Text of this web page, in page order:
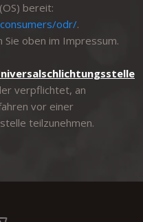
bereit:
odr/.
oben im Impressum.
verpflichtet, an
vor einer
teilzunehmen.